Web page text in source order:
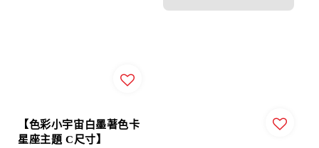
【色彩小宇宙白墨著色卡
星座主題 C尺寸】